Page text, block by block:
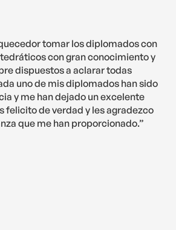
tomar los diplomados con
con gran conocimiento y
dispuestos a aclarar todas
uno de mis diplomados han sido
y me han dejado un excelente
felicito de verdad y les agradezco
que me han proporcionado.”